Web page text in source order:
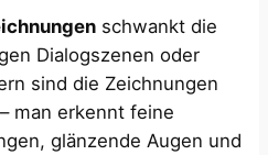
schwankt die
Dialogszenen oder
sind die Zeichnungen
man erkennt feine
glänzende Augen und